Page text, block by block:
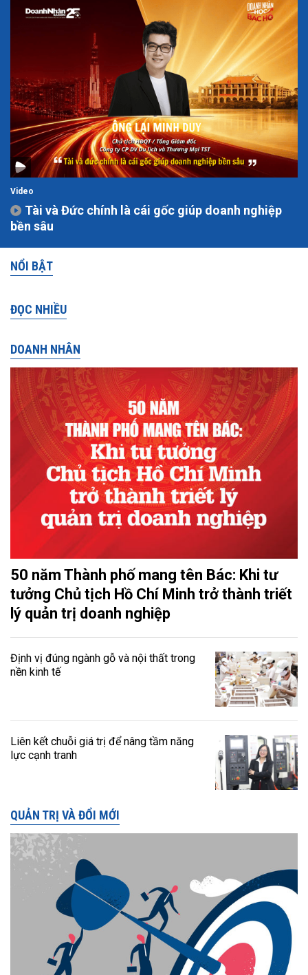
Video
Tài và Đức chính là cái gốc giúp doanh nghiệp
bền sâu
NỔI BẬT
ĐỌC NHIỀU
DOANH NHÂN
50 năm Thành phố mang tên Bác: Khi tư
tưởng Chủ tịch Hồ Chí Minh trở thành triết
lý quản trị doanh nghiệp
Định vị đúng ngành gỗ và nội thất trong
nền kinh tế
Liên kết chuỗi giá trị để nâng tầm năng
lực cạnh tranh
QUẢN TRỊ VÀ ĐỔI MỚI